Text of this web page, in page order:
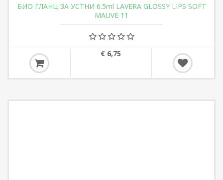
БИО ГЛАНЦ ЗА УСТНИ 6.5ml LAVERA GLOSSY LIPS SOFT
MAUVE 11
€ 6,75